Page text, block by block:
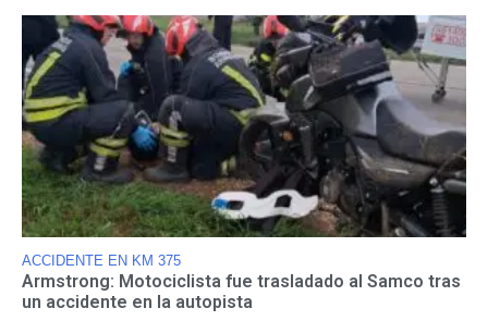
ACCIDENTE EN KM 375
Armstrong: Motociclista fue trasladado al Samco tras
un accidente en la autopista